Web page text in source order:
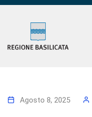
Agosto 8, 2025